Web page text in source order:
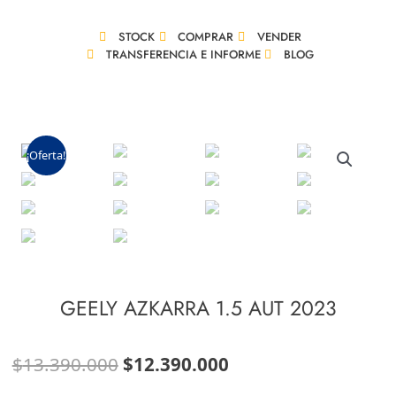
STOCK COMPRAR
VENDER
TRANSFERENCIA E INFORME
BLOG
¡Oferta!
GEELY AZKARRA 1.5 AUT 2023
$13.390.000 El
$12.390.000El